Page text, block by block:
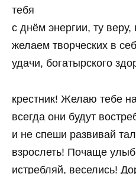
тебя
с днём энергии, ту
желаем творческих в
удачи, богатырского
крестник! Желаю тебе
всегда они будут
и не спеши развивай
взрослеть! Почаще
истребляй, веселись!